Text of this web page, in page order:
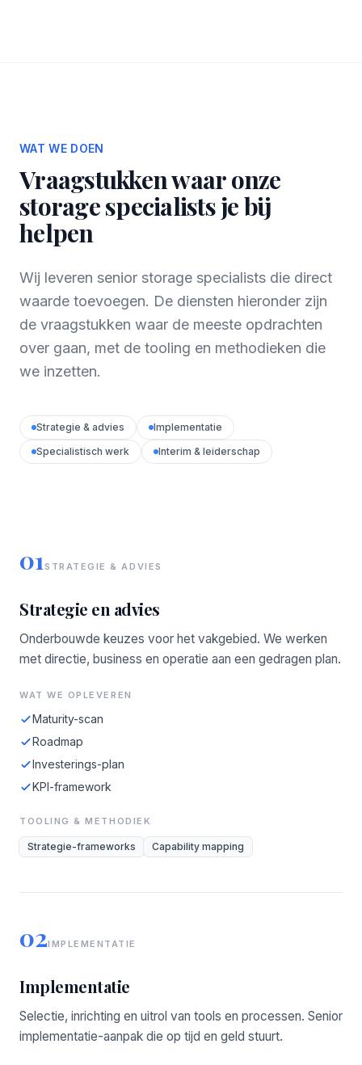
WAT WE DOEN
Vraagstukken waar onze
storage specialists je bij
helpen
Wij leveren senior storage specialists die direct
waarde toevoegen. De diensten hieronder zijn
de vraagstukken waar de meeste opdrachten
over gaan, met de tooling en methodieken die
we inzetten.
Strategie & advies
Implementatie
Specialistisch werk
Interim & leiderschap
01STRATEGIE & ADVIES
Strategie en advies
Onderbouwde keuzes voor het vakgebied. We werken
met directie, business en operatie aan een gedragen plan.
WAT WE OPLEVEREN
Maturity-scan
Roadmap
Investerings-plan
KPI-framework
TOOLING & METHODIEK
Strategie-frameworks Capability mapping
02IMPLEMENTATIE
Implementatie
Selectie, inrichting en uitrol van tools en processen. Senior
implementatie-aanpak die op tijd en geld stuurt.